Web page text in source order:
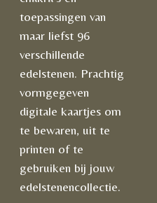
toepassingen van
maar liefst 96
verschillende
edelstenen. Prachtig
vormgegeven
digitale kaartjes om
te bewaren, uit te
printen of te
gebruiken bij jouw
edelstenencollectie.